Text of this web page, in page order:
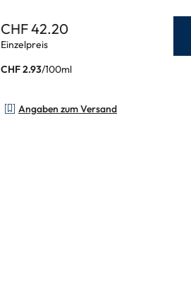
CHF 42.20
Einzelpreis
CHF 2.93/100ml
Angaben zum Versand